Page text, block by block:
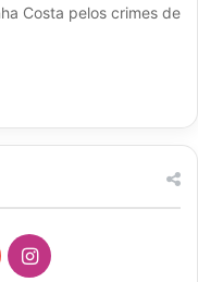
Costa pelos crimes de
Instagram